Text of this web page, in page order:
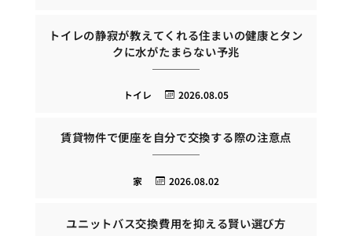
トイレの静寂が教えてくれる住まいの健康とタン
クに水がたまらない予兆
2026.08.05
トイレ
賃貸物件で便座を自分で交換する際の注意点
2026.08.02
家
ユニットバス交換費用を抑える賢い選び方